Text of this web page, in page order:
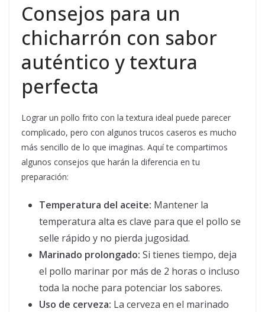
Consejos para un
chicharrón con sabor
auténtico y textura
perfecta
Lograr un pollo frito con la textura ideal puede parecer
complicado, pero con algunos trucos caseros es mucho
más sencillo de lo que imaginas. Aquí te compartimos
algunos consejos que harán la diferencia en tu
preparación:
Temperatura del aceite: Mantener la
temperatura alta es clave para que el pollo se
selle rápido y no pierda jugosidad.
Marinado prolongado: Si tienes tiempo, deja
el pollo marinar por más de 2 horas o incluso
toda la noche para potenciar los sabores.
Uso de cerveza: La cerveza en el marinado